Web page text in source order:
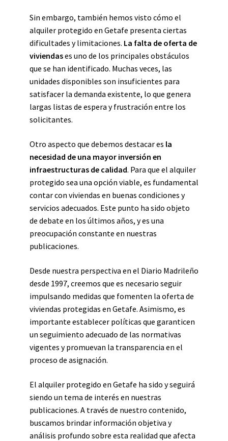
Sin embargo, también hemos visto cómo el
alquiler protegido en Getafe presenta ciertas
dificultades y limitaciones. La falta de oferta de
viviendases uno de los principales obstáculos
que se han identificado. Muchas veces, las
unidades disponibles son insuficientes para
satisfacer la demanda existente, lo que genera
largas listas de espera y frustración entre los
solicitantes.
Otro aspecto que debemos destacar es la
necesidad de una mayor inversión en
infraestructuras de calidad. Para que el alquiler
protegido sea una opción viable, es fundamental
contar con viviendas en buenas condiciones y
servicios adecuados. Este punto ha sido objeto
de debate en los últimos años, y es una
preocupación constante en nuestras
publicaciones.
Desde nuestra perspectiva en el Diario Madrileño
desde 1997, creemos que es necesario seguir
impulsando medidas que fomenten la oferta de
viviendas protegidas en Getafe. Asimismo, es
importante establecer políticas que garanticen
un seguimiento adecuado de las normativas
vigentes y promuevan la transparencia en el
proceso de asignación.
El alquiler protegido en Getafe ha sido y seguirá
siendo un tema de interés en nuestras
publicaciones. A través de nuestro contenido,
buscamos brindar información objetiva y
análisis profundo sobre esta realidad que afecta